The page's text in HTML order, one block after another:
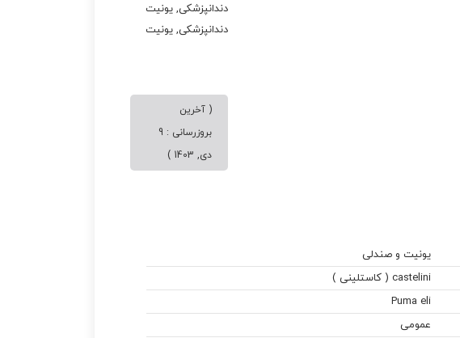
دندانپزشکی,یونیت
دندانپزشکی,یونیت
( آخرین
بروزرسانی : 9
دی, 1403 )
یونیت و صندلی
castelini ( کاستلینی )
Puma eli
عمومی